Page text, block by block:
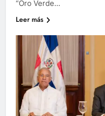
“Oro Verde…
Leer más